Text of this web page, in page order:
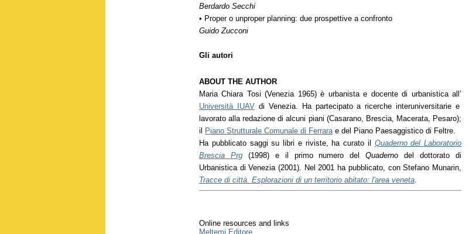
Berdardo Secchi
• Proper o unproper planning: due prospettive a confronto
Guido Zucconi
Gli autori
ABOUT THE AUTHOR
Maria Chiara Tosi (Venezia 1965) è urbanista e docente di urbanistica all’
Università IUAVdi Venezia. Ha partecipato a ricerche interuniversitarie e
lavorato alla redazione di alcuni piani (Casarano, Brescia, Macerata, Pesaro);
il
Piano Strutturale Comunale di Ferrarae del Piano Paesaggistico di Feltre.
Ha pubblicato saggi su libri e riviste, ha curato il Quaderno del Laboratorio
Brescia Prg(1998) e il primo numero delQuaderno del dottorato di
Urbanistica di Venezia (2001). Nel 2001 ha pubblicato, con Stefano Munarin,
Tracce di città. Esplorazioni di un territorio abitato: l'area veneta.
Online resources and links
Meltemi Editore